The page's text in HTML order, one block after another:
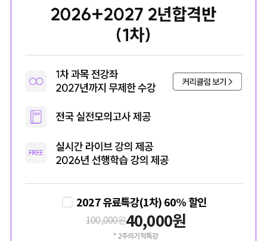
2027 유료특강(1차) 60% 할인
100,000원40,000원
* 2주의기적특강